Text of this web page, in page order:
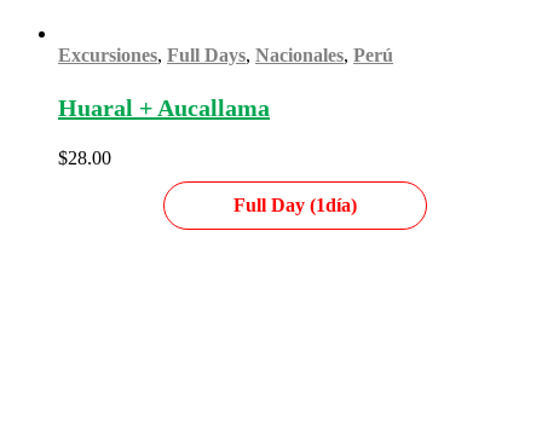
Excursiones, Full Days, Nacionales, Perú
Huaral + Aucallama
$28.00
Full Day (1día)